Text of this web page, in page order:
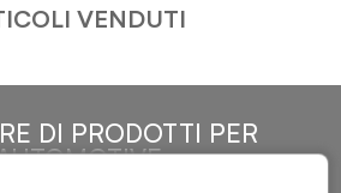
VENDUTI
DI PRODOTTI PER